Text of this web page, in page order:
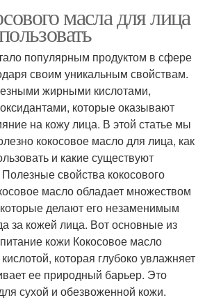
масла для лица
популярным продуктом в сфере
своим уникальным свойствам.
жирными кислотами,
которые оказывают
на кожу лица. В этой статье мы
кокосовое масло для лица, как
и какие существуют
свойства кокосового
масло обладает множеством
делают его незаменимым
за кожей лица. Вот основные из
кожи Кокосовое масло
которая глубоко увлажняет
ее природный барьер. Это
сухой и обезвоженной кожи.